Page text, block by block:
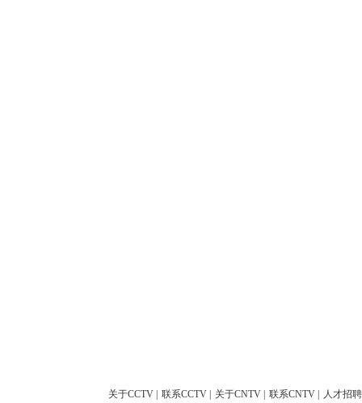
关于CCTV 联系CCTV 关于CNTV 联系CNTV 人才招聘